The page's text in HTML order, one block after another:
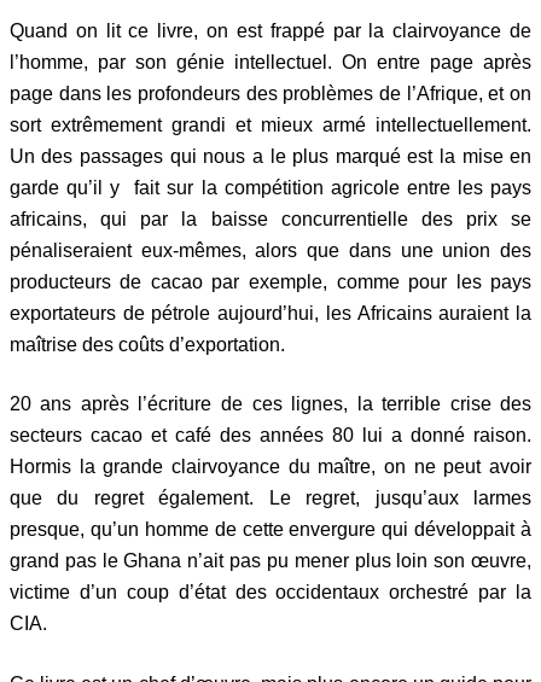
Quand on lit ce livre, on est frappé par la clairvoyance de
l’homme, par son génie intellectuel. On entre page après
page dans les profondeurs des problèmes de l’Afrique, et on
sort extrêmement grandi et mieux armé intellectuellement.
Un des passages qui nous a le plus marqué est la mise en
garde qu’il y fait sur la compétition agricole entre les pays
africains, qui par la baisse concurrentielle des prix se
pénaliseraient eux-mêmes, alors que dans une union des
producteurs de cacao par exemple, comme pour les pays
exportateurs de pétrole aujourd’hui, les Africains auraient la
maîtrise des coûts d’exportation.
20 ans après l’écriture de ces lignes, la terrible crise des
secteurs cacao et café des années 80 lui a donné raison.
Hormis la grande clairvoyance du maître, on ne peut avoir
que du regret également. Le regret, jusqu’aux larmes
presque, qu’un homme de cette envergure qui développait à
grand pas le Ghana n’ait pas pu mener plus loin son œuvre,
victime d’un coup d’état des occidentaux orchestré par la
CIA.